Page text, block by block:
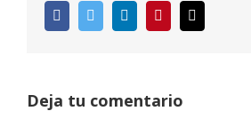
FacebookTwitter LinkedInPinterest
electrónico
Deja tu comentario